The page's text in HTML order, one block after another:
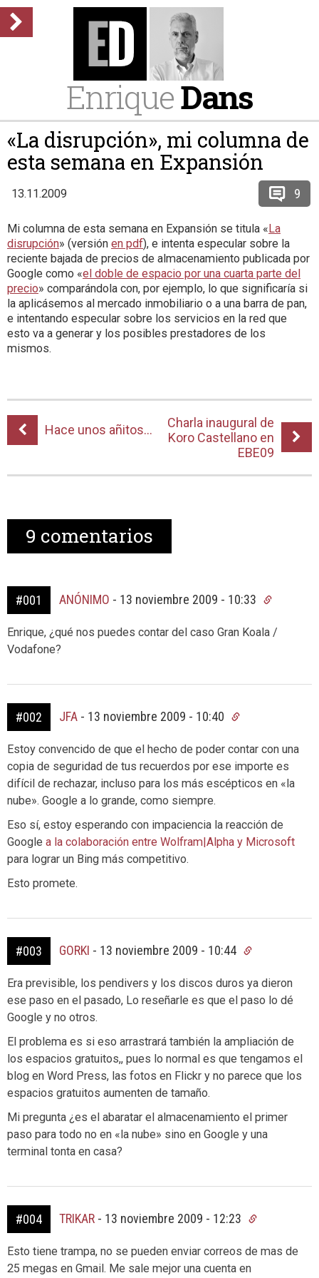
EnriqueDans
«La disrupción», mi columna de
esta semana en Expansión
13.11.2009 9
Mi columna de esta semana en Expansión se titula «La
disrupción» (versión en pdf), e intenta especular sobre la
reciente bajada de precios de almacenamiento publicada por
Google como «el doble de espacio por una cuarta parte del
precio» comparándola con, por ejemplo, lo que significaría si
la aplicásemos al mercado inmobiliario o a una barra de pan,
e intentando especular sobre los servicios en la red que
esto va a generar y los posibles prestadores de los
mismos.
Hace unos añitos…
Charla inaugural de
Koro Castellano en
EBE09
9 comentarios
#001 ANÓNIMO - 13 noviembre 2009 - 10:33
Enrique, ¿qué nos puedes contar del caso Gran Koala /
Vodafone?
#002 JFA - 13 noviembre 2009 - 10:40
Estoy convencido de que el hecho de poder contar con una
copia de seguridad de tus recuerdos por ese importe es
difícil de rechazar, incluso para los más escépticos en «la
nube». Google a lo grande, como siempre.
Eso sí, estoy esperando con impaciencia la reacción de
Google a la colaboración entre Wolfram|Alpha y Microsoft
para lograr un Bing más competitivo.
Esto promete.
#003 GORKI - 13 noviembre 2009 - 10:44
Era previsible, los pendivers y los discos duros ya dieron
ese paso en el pasado, Lo reseñarle es que el paso lo dé
Google y no otros.
El problema es si eso arrastrará también la ampliación de
los espacios gratuitos,, pues lo normal es que tengamos el
blog en Word Press, las fotos en Flickr y no parece que los
espacios gratuitos aumenten de tamaño.
Mi pregunta ¿es el abaratar el almacenamiento el primer
paso para todo no en «la nube» sino en Google y una
terminal tonta en casa?
#004 TRIKAR - 13 noviembre 2009 - 12:23
Esto tiene trampa, no se pueden enviar correos de mas de
25 megas en Gmail. Me sale mejor una cuenta en